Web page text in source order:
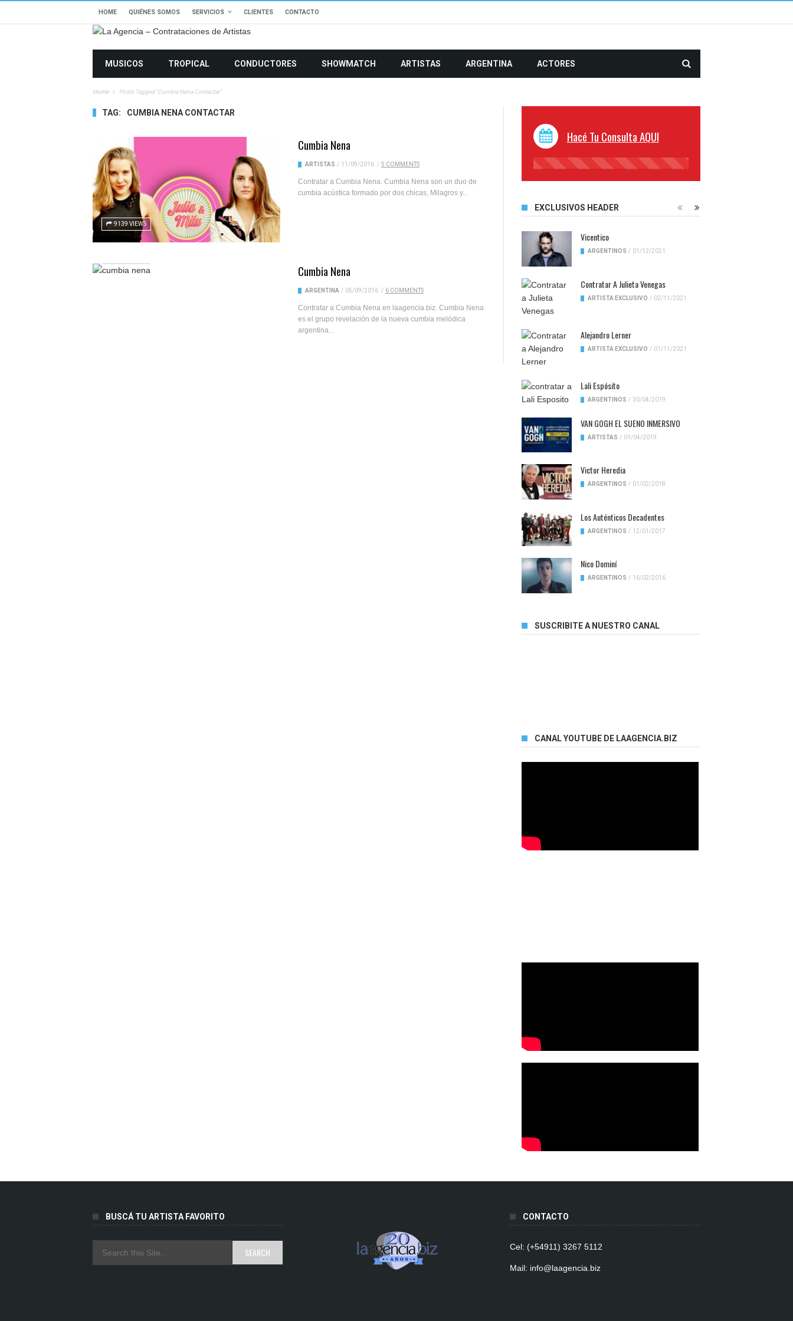
HOME QUIÉNES SOMOS SERVICIOS CLIENTES CONTACTO
MUSICOS TROPICAL CONDUCTORES SHOWMATCH ARTISTAS ARGENTINA ACTORES
Home Posts Tagged "cumbia Nena Contactar"
TAG: CUMBIA NENA CONTACTAR
9139 VIEWS
Cumbia Nena
ARTISTAS / 11/09/2016 / 5 COMMENTS
Contratar a Cumbia Nena. Cumbia Nena son un duo de
cumbia acústica formado por dos chicas, Milagros y...
Cumbia Nena
ARGENTINA / 05/09/2016 / 6 COMMENTS
Contratar a Cumbia Nena en laagencia.biz. Cumbia Nena
es el grupo revelación de la nueva cumbia melódica
argentina...
Hacé Tu Consulta AQUI
45%
EXCLUSIVOS HEADER
Vicentico
ARGENTINOS / 01/12/2021
Contratar A Julieta Venegas
ARTISTA EXCLUSIVO / 02/11/2021
Alejandro Lerner
ARTISTA EXCLUSIVO / 01/11/2021
Lali Espósito
ARGENTINOS / 30/04/2019
VAN GOGH EL SUENO INMERSIVO
ARTISTAS / 01/04/2019
Victor Heredia
ARGENTINOS / 01/02/2018
Los Auténticos Decadentes
ARGENTINOS / 12/01/2017
Nico Dominí
ARGENTINOS / 16/02/2016
SUSCRIBITE A NUESTRO CANAL
CANAL YOUTUBE DE LAAGENCIA.BIZ
BUSCÁ TU ARTISTA FAVORITO CONTACTO
Cel: (+54911) 3267 5112
Mail: info@laagencia.biz